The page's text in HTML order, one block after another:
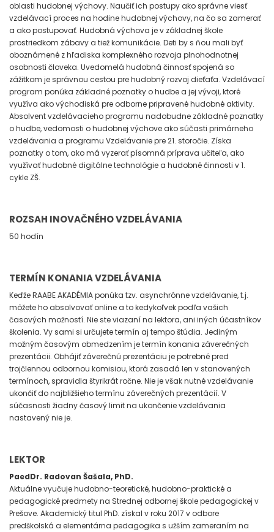
oblasti hudobnej výchovy. Naučiť ich postupy ako správne viesť
vzdelávací proces na hodine hudobnej výchovy, na čo sa zamerať
a ako postupovať. Hudobná výchova je v základnej škole
prostriedkom zábavy a tiež komunikácie. Deti by s ňou mali byť
oboznámené z hľadiska komplexného rozvoja plnohodnotnej
osobnosti človeka. Uvedomelá hudobná činnosť spojená so
zážitkom je správnou cestou pre hudobný rozvoj dieťaťa. Vzdelávací
program ponúka základné poznatky o hudbe a jej vývoji, ktoré
využíva ako východiská pre odborne pripravené hudobné aktivity.
Absolvent vzdelávacieho programu nadobudne základné poznatky
o hudbe, vedomosti o hudobnej výchove ako súčasti primárneho
vzdelávania a programu Vzdelávanie pre 21. storočie. Získa
poznatky o tom, ako má vyzerať písomná príprava učiteľa, ako
využívať hudobné digitálne technológie a hudobné činnosti v 1.
cykle ZŠ.
ROZSAH INOVAČNÉHO VZDELÁVANIA
50 hodín
TERMÍN KONANIA VZDELÁVANIA
Keďže RAABE AKADÉMIA ponúka tzv. asynchrónne vzdelávanie, t.j.
môžete ho absolvovať online a to kedykoľvek podľa vašich
časových možností. Nie ste viazaní na lektora, ani iných účastníkov
školenia. Vy sami si určujete termín aj tempo štúdia. Jediným
možným časovým obmedzením je termín konania záverečných
prezentácii. Obhájiť záverečnú prezentáciu je potrebné pred
trojčlennou odbornou komisiou, ktorá zasadá len v stanovených
termínoch, spravidla štyrikrát ročne. Nie je však nutné vzdelávanie
ukončiť do najbližšieho termínu záverečných prezentácií. V
súčasnosti žiadny časový limit na ukončenie vzdelávania
nastavený nie je.
LEKTOR
PaedDr. Radovan Šašala, PhD.
Aktuálne vyučuje hudobno-teoretické, hudobno-praktické a
pedagogické predmety na Strednej odbornej škole pedagogickej v
Prešove. Akademický titul PhD. získal v roku 2017 v odbore
predškolská a elementárna pedagogika s užším zameraním na